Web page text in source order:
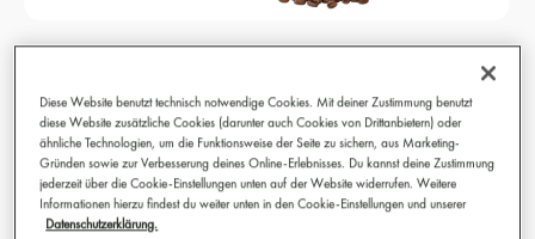
Fairtrade 250g
Beste Kaffeebohnen für Siebträgermaschine, Vollautomat,
Filterkaffee, French Press und Espressokocher
Bestens geeignet für Café Crème, Verlängerter, Cappuccino,
Caffè Americano und Caffè Latte
Diese Website benutzt technisch notwendige Cookies. Mit deiner Zustimmung benutzt
diese Website zusätzliche Cookies (darunter auch Cookies von Drittanbietern) oder
ähnliche Technologien, um die Funktionsweise der Seite zu sichern, aus Marketing-
Gründen sowie zur Verbesserung deines Online-Erlebnisses. Du kannst deine Zustimmung
jederzeit über die Cookie-Einstellungen unten auf der Website widerrufen. Weitere
Informationen hierzu findest du weiter unten in den Cookie-Einstellungen und unserer
Datenschutzerklärung.